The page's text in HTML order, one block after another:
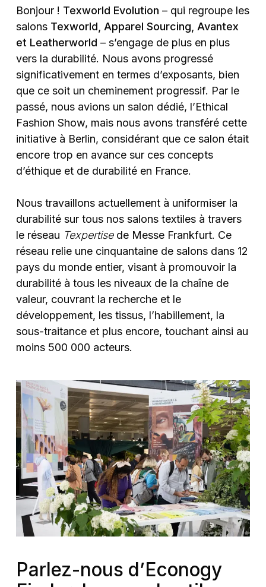
Bonjour ! Texworld Evolution – qui regroupe les
salons Texworld, Apparel Sourcing, Avantex
et Leatherworld – s’engage de plus en plus
vers la durabilité. Nous avons progressé
significativement en termes d’exposants, bien
que ce soit un cheminement progressif. Par le
passé, nous avions un salon dédié, l’Ethical
Fashion Show, mais nous avons transféré cette
initiative à Berlin, considérant que ce salon était
encore trop en avance sur ces concepts
d’éthique et de durabilité en France.
Nous travaillons actuellement à uniformiser la
durabilité sur tous nos salons textiles à travers
le réseau Texpertisede Messe Frankfurt. Ce
réseau relie une cinquantaine de salons dans 12
pays du monde entier, visant à promouvoir la
durabilité à tous les niveaux de la chaîne de
valeur, couvrant la recherche et le
développement, les tissus, l’habillement, la
sous-traitance et plus encore, touchant ainsi au
moins 500 000 acteurs.
Parlez-nous d’Econogy